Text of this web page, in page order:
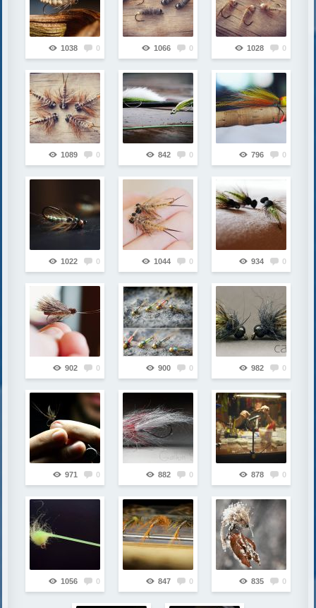
1038 0 1066 0 1028 0
1089 0 842 0 796 0
1022 0 1044 0 934 0
902 0 900 0 982 0
971 0 882 0 878 0
1056 0 847 0 835 0